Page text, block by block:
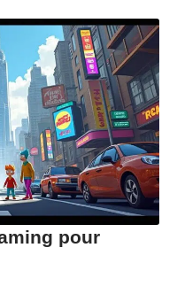
pour